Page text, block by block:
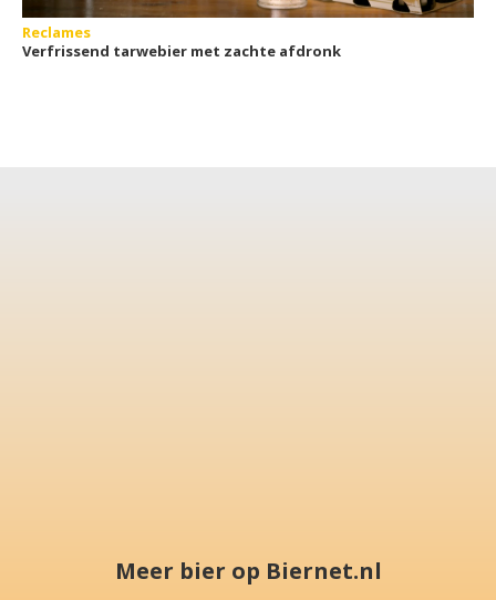
Reclames
Verfrissend tarwebier met zachte afdronk
Meer bier op Biernet.nl